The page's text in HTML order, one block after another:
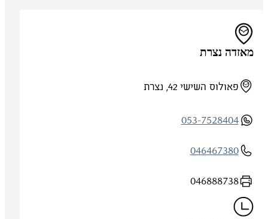
מאזדה נצרת
פאולוס השישי 42, נצרת
053-7528404
046467380
046888738